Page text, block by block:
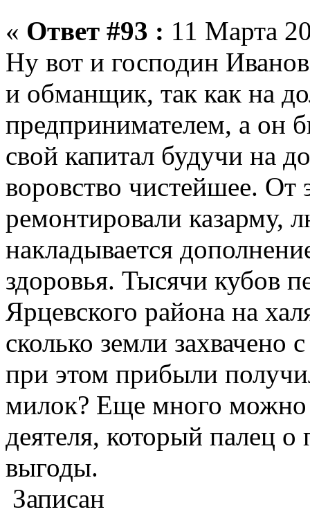
« Ответ #93 : 11 Марта
Ну вот и господин
и обманщик, так как на
предпринимателем, а он
свой капитал будучи на
воровство чистейшее. От
ремонтировали казарму,
накладывается
здоровья. Тысячи кубов
Ярцевского района на
сколько земли захвачено
при этом прибыли
милок? Еще много можно
деятеля, который палец о
выгоды.
Записан